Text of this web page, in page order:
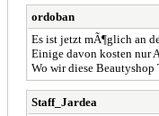
ordoban
Es ist jetzt mÃ¶glich an
Einige davon kosten nur
Wo wir diese Beautyshop
Staff_Jardea